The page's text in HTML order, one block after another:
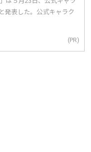
発表した。公式キャラク
(PR)